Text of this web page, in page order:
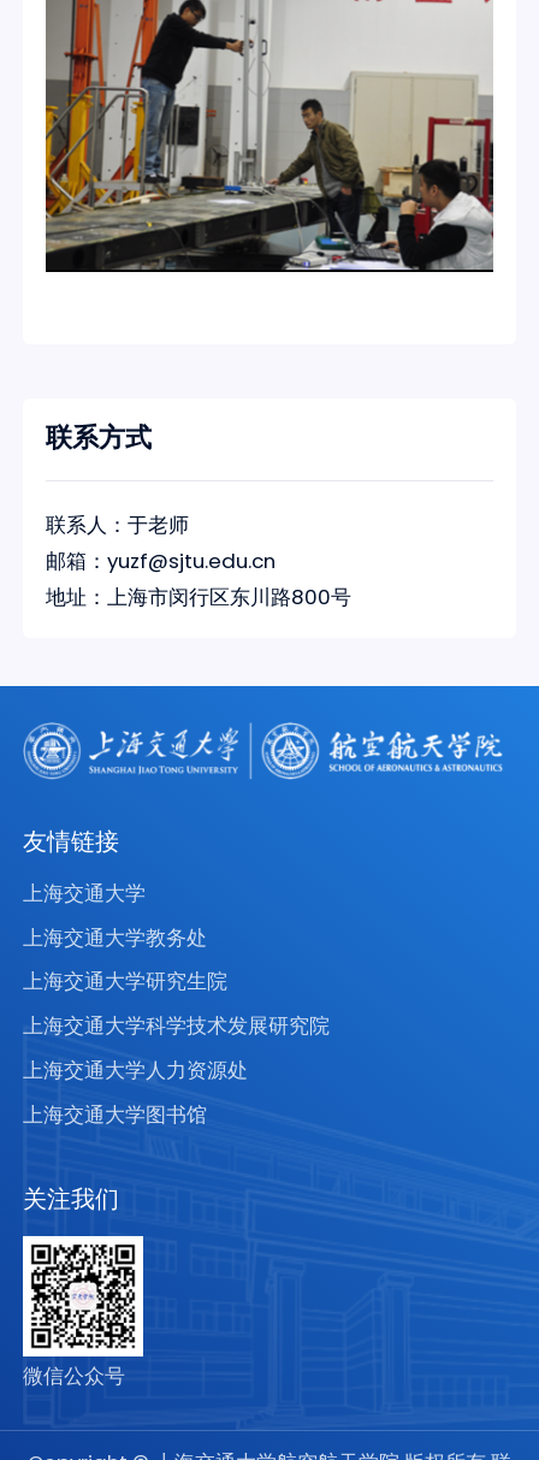
联系方式
联系人：于老师
邮箱：yuzf@sjtu.edu.cn
地址：上海市闵行区东川路800号
友情链接
上海交通大学
上海交通大学教务处
上海交通大学研究生院
上海交通大学科学技术发展研究院
上海交通大学人力资源处
上海交通大学图书馆
关注我们
微信公众号